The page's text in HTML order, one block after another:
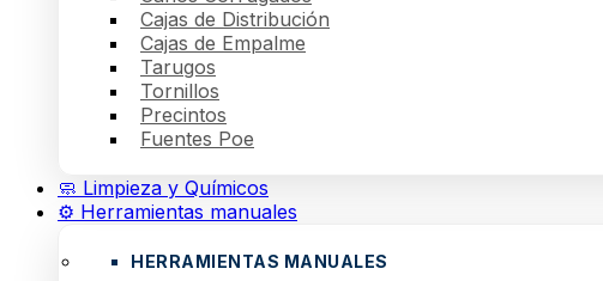
Cajas de Distribución
Cajas de Empalme
Tarugos
Tornillos
Precintos
Fuentes Poe
🧼 Limpieza y Químicos
⚙️ Herramientas manuales
HERRAMIENTAS MANUALES